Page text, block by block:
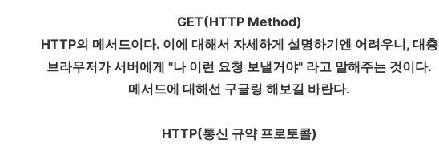
GET(HTTP Method)
HTTP의 메서드이다. 이에 대해서 자세하게 설명하기엔 어려우니, 대충
브라우저가 서버에게 "나 이런 요청 보낼거야" 라고 말해주는 것이다.
메서드에 대해선 구글링 해보길 바란다.
HTTP(통신 규약 프로토콜)